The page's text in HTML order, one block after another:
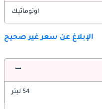
اوتوماتيك
الإبلاغ عن سعر غير صحيح
54 ليتر